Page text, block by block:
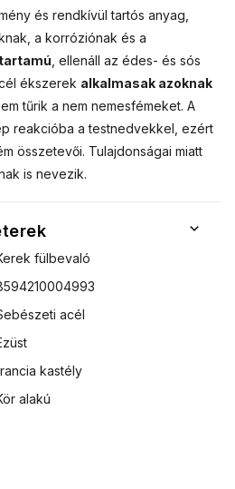
és rendkívül tartós anyag,
a korróziónak és a
, ellenáll az édes- és sós
ékszerek alkalmasak azoknak
tűrik a nem nemesfémeket. A
reakcióba a testnedvekkel, ezért
összetevői. Tulajdonságai miatt
is nevezik.
fülbevaló
acél
kastély
alakú